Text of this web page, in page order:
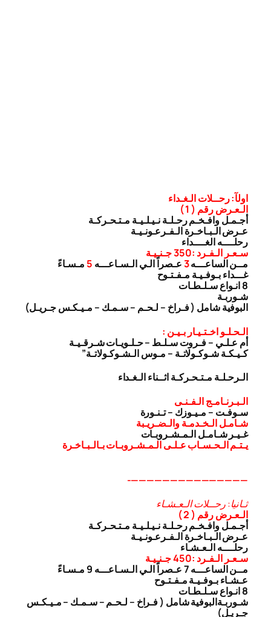
اولآ: رحــلات الـغـداء
الـعـرض رقم ( 1 )
أجـمـل وافـخـم رحـلـة نـيـلـيـة مـتـحـركـة
عـرض الـبـاخـرة الـفـرعـونـيـة
رحلــــه الغــــداء
سـعـر الـفـرد :350 جـنـيـة
مــن الساعـــه3عـصراً الـي الـسـاعـــه 5 مـسـاءً
غـــداء بـوفـيـة مـفـتـوح
8 انـواع سـلـطـات
شـوربـة
البوفية شامل ( فـراخ – لـحـم – سـمـك – مـيـكـس جـريـل)
الـحـلـو اخـتـيـار بـيـن :
أم عـلـي – فـروت سـلـط – حـلـويـات شـرقـيـة
كـيـكـة شـوكـولاتـة – مـوس الـشـوكـولاتـة”
الـرحـلـة مـتـحـركـة اثــناء الـغـداء
الـبـرنـامـج الـفـنـى
سـوفـت – مـيـوزك – تـنـورة
شـامـل الـخـدمـة والـضـريـبة
غـيـر شـامـل الـمـشـروبـات
يـتـم الـحـسـاب عـلـى الـمـشـروبـات بـالـبـاخـرة
———————————————-
ثـانيا: رحــلات الـعـشـاء
الـعـرض رقم ( 2 )
أجـمـل وافـخـم رحـلـة نـيـلـيـة مـتـحـركـة
عـرض الـبـاخـرة الـفـرعـونـيـة
رحلــــه الـعـشـاء
سـعـر الـفـرد :450 جـنـيـة
مــن الساعـــه 7 عـصراً الـي الـسـاعـــه 9 مـسـاءً
عـشـاء بـوفـيـة مـفـتـوح
8 انـواع سـلـطـات
شـوربـةالبوفية شامل ( فـراخ – لـحـم – سـمـك – مـيـكـس
جـريـل)